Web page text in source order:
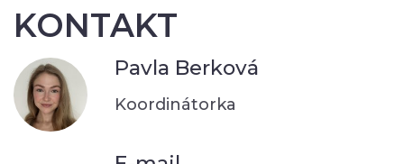
KONTAKT
Pavla Berková
Koordinátorka